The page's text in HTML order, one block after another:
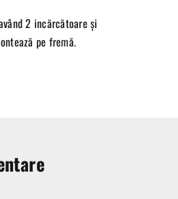
2 incărcătoare și
pe fremă.